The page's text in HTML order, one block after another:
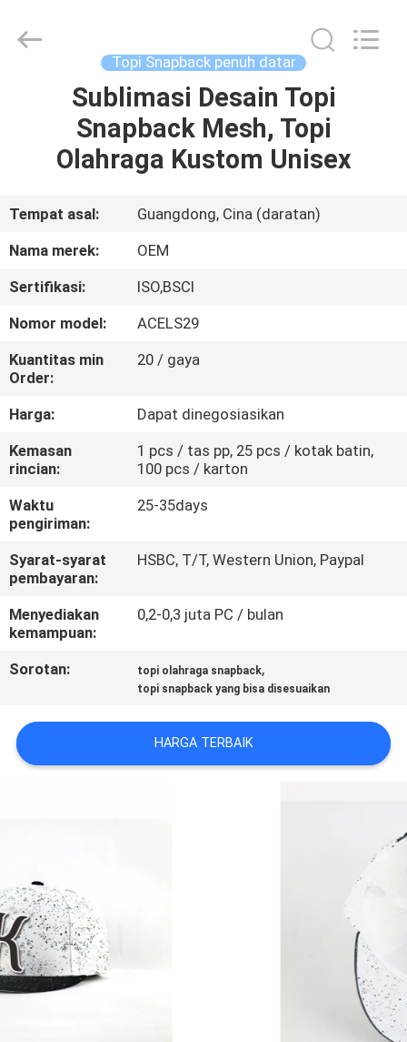
RUMAH
PRODUK
TENTANG
KAMI
TUR
PABRIK
KONTROL
KUALITAS
HUBUNGI
KAMI
BERITA
KASUS
PRIVACY
POLICY
Topi Snapback penuh datar
Sublimasi Desain Topi
Snapback Mesh, Topi
Olahraga Kustom Unisex
Tempat asal:
Guangdong, Cina (daratan)
Nama merek:
OEM
Sertifikasi:
ISO,BSCI
Nomor model:
ACELS29
Kuantitas min
Order:
20 / gaya
Harga:
Dapat dinegosiasikan
Kemasan
rincian:
1 pcs / tas pp, 25 pcs / kotak batin,
100 pcs / karton
Waktu
pengiriman:
25-35days
Syarat-syarat
pembayaran:
HSBC, T/T, Western Union, Paypal
Menyediakan
kemampuan:
0,2-0,3 juta PC / bulan
Sorotan: topi olahraga snapback,
topi snapback yang bisa disesuaikan
HARGA TERBAIK